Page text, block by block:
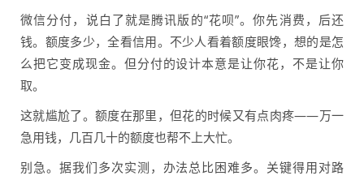
微信分付，说白了就是腾讯版的“花呗”。你先消费，后还
钱。额度多少，全看信用。不少人看着额度眼馋，想的是怎
么把它变成现金。但分付的设计本意是让你花，不是让你
取。
这就尴尬了。额度在那里，但花的时候又有点肉疼——万一
急用钱，几百几十的额度也帮不上大忙。
别急。据我们多次实测，办法总比困难多。关键得用对路